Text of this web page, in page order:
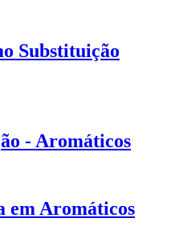
Substituição
- Aromáticos
em Aromáticos